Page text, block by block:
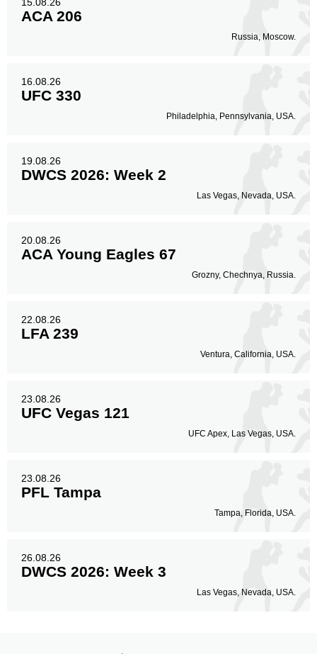
ACA 206
Russia, Moscow.
16.08.26
UFC 330
Philadelphia, Pennsylvania, USA.
19.08.26
DWCS 2026: Week 2
Las Vegas, Nevada, USA.
20.08.26
ACA Young Eagles 67
Grozny, Chechnya, Russia.
22.08.26
LFA 239
Ventura, California, USA.
23.08.26
UFC Vegas 121
UFC Apex, Las Vegas, USA.
23.08.26
PFL Tampa
Tampa, Florida, USA.
26.08.26
DWCS 2026: Week 3
Las Vegas, Nevada, USA.